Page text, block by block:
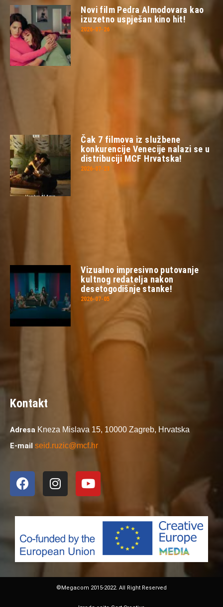
Novi film Pedra Almodovara kao
izuzetno uspješan kino hit!
2026-07-26
Čak 7 filmova iz službene
konkurencije Venecije nalazi se u
distribuciji MCF Hrvatska!
2026-07-23
Vizualno impresivno putovanje
kultnog redatelja nakon
desetogodišnje stanke!
2026-07-05
Kontakt
Adresa Kneza Mislava 15, 10000 Zagreb, Hrvatska
E-mail seid.ruzic@mcf.hr
©Megacom 2015-2022. All Right Reserved